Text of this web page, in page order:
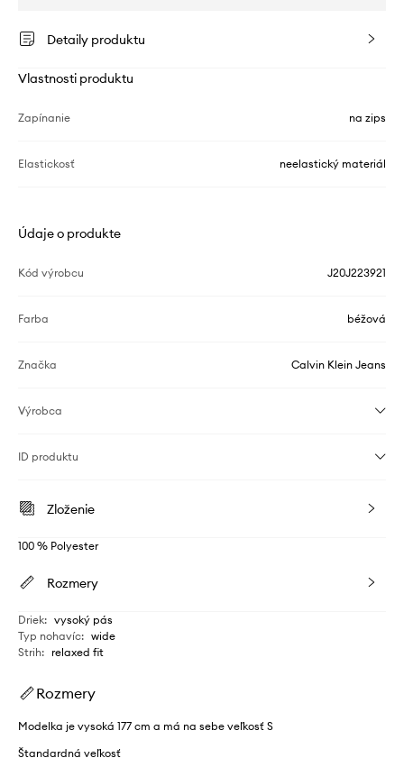
Detaily produktu
Vlastnosti produktu
Zapínanie na zips
Elastickosť neelastický materiál
Údaje o produkte
Kód výrobcu J20J223921
Farba béžová
Značka Calvin Klein Jeans
Výrobca
ID produktu
Zloženie
100 % Polyester
Rozmery
Driek: vysoký pás
Typ nohavíc: wide
Strih: relaxed fit
Rozmery
Modelka je vysoká 177 cm a má na sebe veľkosť S
Štandardná veľkosť